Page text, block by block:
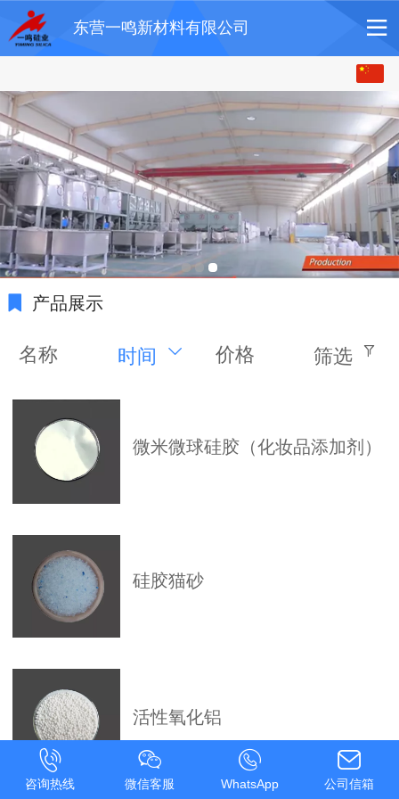
东营一鸣新材料有限公司
English
产品展示
名称 时间 价格 筛选
微米微球硅胶（化妆品添加剂）
硅胶猫砂
活性氧化铝
咨询热线 微信客服 WhatsApp 公司信箱